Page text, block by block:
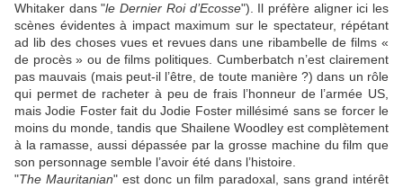
Whitaker dans "le Dernier Roi d’Ecosse"). Il préfère aligner ici les
scènes évidentes à impact maximum sur le spectateur, répétant
ad lib des choses vues et revues dans une ribambelle de films «
de procès » ou de films politiques. Cumberbatch n’est clairement
pas mauvais (mais peut-il l’être, de toute manière ?) dans un rôle
qui permet de racheter à peu de frais l’honneur de l’armée US,
maisJodie Fosterfait duJodie Fostermillésimé sans se forcer le
moins du monde, tandis que Shailene Woodleyest complètement
à la ramasse, aussi dépassée par la grosse machine du film que
son personnage semble l’avoir été dans l’histoire.
"The Mauritanian" est donc un film paradoxal, sans grand intérêt